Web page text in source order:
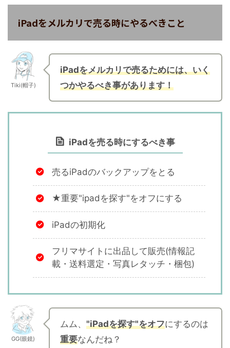
iPadをメルカリで売る時にやるべきこと
Tiki(帽子)
iPadをメルカリで売るためには、いく
つかやるべき事があります！
iPadを売る時にするべき事
売るiPadのバックアップをとる
★重要"ipadを探す"をオフにする
iPadの初期化
フリマサイトに出品して販売(情報記
載・送料選定・写真レタッチ・梱包)
GG(眼鏡)
ムム、 "iPadを探す"をオフにするのは
重要なんだね？